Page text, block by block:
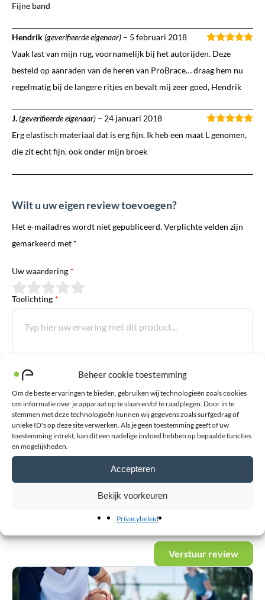
Beheer cookie toestemming
Om de beste ervaringen te bieden, gebruiken wij technologieën zoals cookies
om informatie over je apparaat op te slaan en/of te raadplegen. Door in te
stemmen met deze technologieën kunnen wij gegevens zoals surfgedrag of
unieke ID's op deze site verwerken. Als je geen toestemming geeft of uw
toestemming intrekt, kan dit een nadelige invloed hebben op bepaalde functies
en mogelijkheden.
Accepteren
Bekijk voorkeuren
Privacybeleid
Fijne band
Hendrik(geverifieerde eigenaar) – 5 februari 2018
Vaak last van mijn rug, voornamelijk bij het autorijden. Deze
besteld op aanraden van de heren van ProBrace… draag hem nu
regelmatig bij de langere ritjes en bevalt mij zeer goed, Hendrik
J.(geverifieerde eigenaar) – 24 januari 2018
Erg elastisch materiaal dat is erg fijn. Ik heb een maat L genomen,
die zit echt fijn. ook onder mijn broek
Wilt u uw eigen review toevoegen?
Het e-mailadres wordt niet gepubliceerd. Verplichte velden zijn
gemarkeerd met *
Uw waardering *
Toelichting *
E-mailadres *
Voornaam
Verstuur review